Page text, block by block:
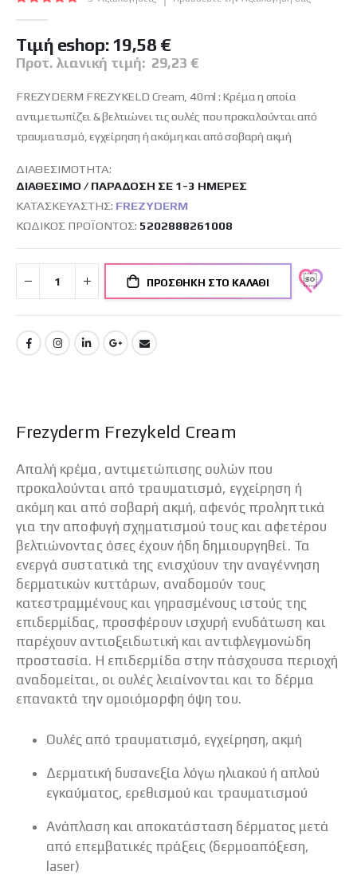
Tιμή eshop: 19,58 €
Προτ. λιανική τιμή: 29,23 €
FREZYDERM FREZYKELD Cream, 40ml : Kρέμα η οποία
αντιμετωπίζει & βελτιώνει τις ουλές που προκαλούνται από
τραυματισμό, εγχείρηση ή ακόμη και από σοβαρή ακμή
ΔΙΑΘΕΣΙΜΌΤΗΤΑ:
ΔΙΑΘΈΣΙΜΟ / ΠΑΡΆΔΟΣΗ ΣΕ 1-3 ΗΜΈΡΕΣ
ΚΑΤΑΣΚΕΥΑΣΤΉΣ: FREZYDERM
ΚΩΔΙΚΌΣ ΠΡΟΪΌΝΤΟΣ 5202888261008
ΠΡΟΣΘΉΚΗ ΣΤΟ ΚΑΛΆΘΙ
Frezyderm Frezykeld Cream
Απαλή κρέμα, αντιμετώπισης ουλών που
προκαλούνται από τραυματισμό, εγχείρηση ή
ακόμη και από σοβαρή ακμή, αφενός προληπτικά
για την αποφυγή σχηματισμού τους και αφετέρου
βελτιώνοντας όσες έχουν ήδη δημιουργηθεί. Τα
ενεργά συστατικά της ενισχύουν την αναγέννηση
δερματικών κυττάρων, αναδομούν τους
κατεστραμμένους και γηρασμένους ιστούς της
επιδερμίδας, προσφέρουν ισχυρή ενυδάτωση και
παρέχουν αντιοξειδωτική και αντιφλεγμονώδη
προστασία. Η επιδερμίδα στην πάσχουσα περιοχή
αναδομείται, οι ουλές λειαίνονται και το δέρμα
επανακτά την ομοιόμορφη όψη του.
Ουλές από τραυματισμό, εγχείρηση, ακμή
Δερματική δυσανεξία λόγω ηλιακού ή απλού
εγκαύματος, ερεθισμού και τραυματισμού
Ανάπλαση και αποκατάσταση δέρματος μετά
από επεμβατικές πράξεις (δερμοαπόξεση,
laser)